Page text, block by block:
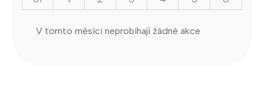
V tomto měsíci neprobíhají žádné akce